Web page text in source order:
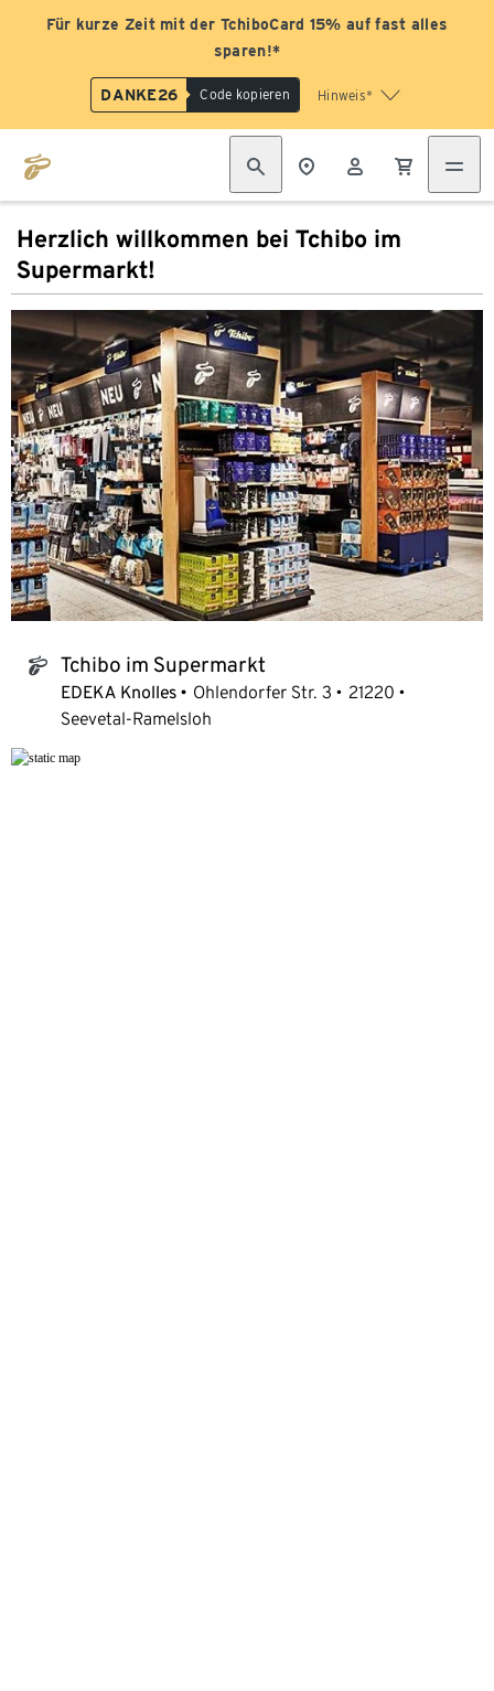
Für kurze Zeit mit der TchiboCard 15% auf fast alles
sparen!*
DANKE26 Code kopieren Hinweis*
Herzlich willkommen bei Tchibo im
Supermarkt!
tchibo_logo Tchibo im Supermarkt
EDEKA Knolles Ohlendorfer Str. 3
21220
Seevetal-Ramelsloh